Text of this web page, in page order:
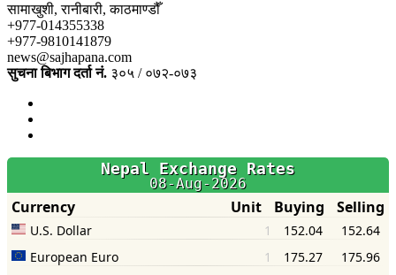
सामाखुशी, रानीबारी, काठमाण्डौँ
+977-014355338
+977-9810141879
news@sajhapana.com
सुचना बिभाग दर्ता नं. ३०५ / ०७२-०७३